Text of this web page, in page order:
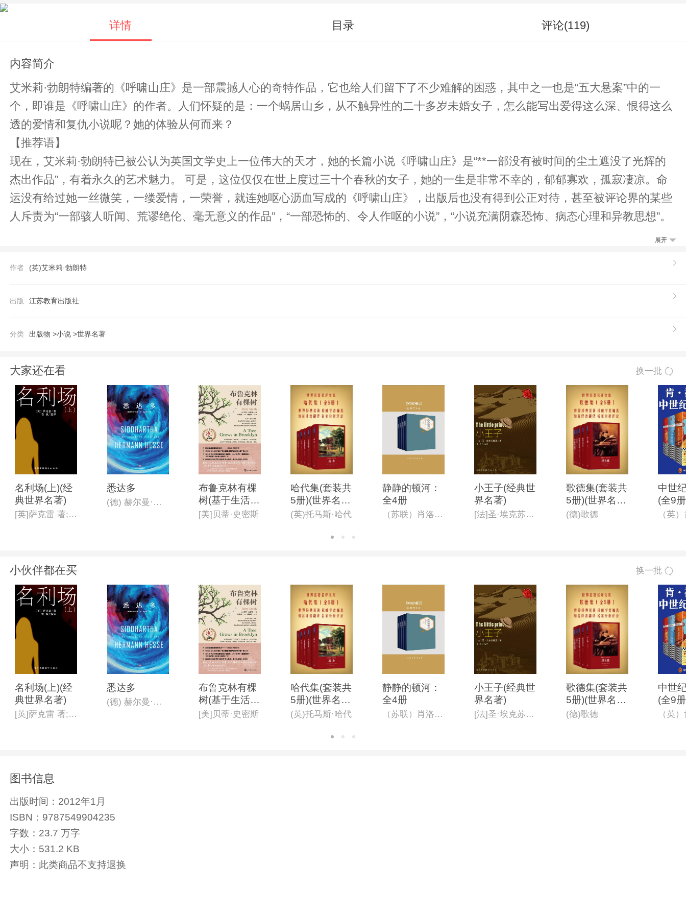
详情 目录 评论(119)
内容简介
艾米莉·勃朗特编著的《呼啸山庄》是一部震撼人心的奇特作品，它也给人们留下了不少难解的困惑，其中之一也是“五大悬案”中的一
个，即谁是《呼啸山庄》的作者。人们怀疑的是：一个蜗居山乡，从不触异性的二十多岁未婚女子，怎么能写出爱得这么深、恨得这么
透的爱情和复仇小说呢？她的体验从何而来？
【推荐语】
现在，艾米莉·勃朗特已被公认为英国文学史上一位伟大的天才，她的长篇小说《呼啸山庄》是“**一部没有被时间的尘土遮没了光辉的
杰出作品”，有着永久的艺术魅力。 可是，这位仅仅在世上度过三十个春秋的女子，她的一生是非常不幸的，郁郁寡欢，孤寂凄凉。命
运没有给过她一丝微笑，一缕爱情，一荣誉，就连她呕心沥血写成的《呼啸山庄》，出版后也没有得到公正对待，甚至被评论界的某些
人斥责为“一部骇人听闻、荒谬绝伦、毫无意义的作品”，“一部恐怖的、令人作呕的小说”，“小说充满阴森恐怖、病态心理和异教思想”。
展开
作者 (英)艾米莉·勃朗特
出版 江苏教育出版社
分类 出版物 >小说 >世界名著
大家还在看 换一批
名利场(上)(经
典世界名著)
[英]萨克雷 著;徐 斌 编译
悉达多
(德) 赫尔曼·黑塞著;杨武能译
布鲁克林有棵
树(基于生活真
实的全球*佳成
念版,著名翻译
家*新全译本)
[美]贝蒂·史密斯
哈代集(套装共
5册)(世界名著
名译文库)
(英)托马斯·哈代
静静的顿河：
全4册
（苏联）肖洛霍夫（著）,金人（译）
小王子(经典世
界名著)
[法]圣·埃克苏佩里 著;李 宏 编译
歌德集(套装共
5册)(世界名著
名译文库)
(德)歌德
中世
(全9
小伙伴都在买 换一批
名利场(上)(经
典世界名著)
[英]萨克雷 著;徐 斌 编译
悉达多
(德) 赫尔曼·黑塞著;杨武能译
布鲁克林有棵
树(基于生活真
实的全球*佳成
[美]贝蒂·史密斯
哈代集(套装共
5册)(世界名著
名译文库)
(英)托马斯·哈代
静静的顿河：
全4册
（苏联）肖洛霍夫（著）,金人（译）
小王子(经典世
界名著)
[法]圣·埃克苏佩里 著;李 宏 编译
歌德集(套装共
5册)(世界名著
名译文库)
(德)歌德
中世
(全9
图书信息
出版时间： 2012年1月
ISBN： 9787549904235
字数： 23.7 万字
大小： 531.2 KB
声明： 此类商品不支持退换